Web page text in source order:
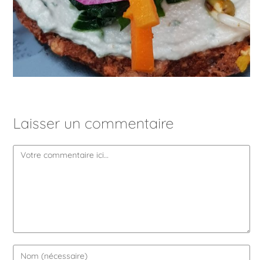
Laisser un commentaire